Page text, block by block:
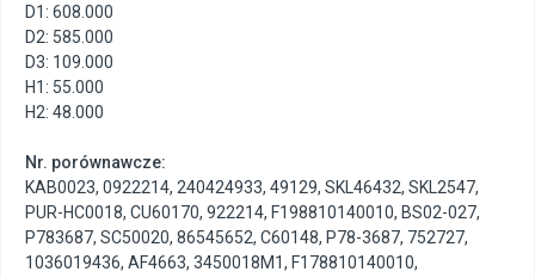
D1: 608.000
D2: 585.000
D3: 109.000
H1: 55.000
H2: 48.000
Nr. porównawcze:
KAB0023, 0922214, 240424933, 49129, SKL46432, SKL2547,
PUR-HC0018, CU60170, 922214, F198810140010, BS02-027,
P783687, SC50020, 86545652, C60148, P78-3687, 752727,
1036019436, AF4663, 3450018M1, F178810140010,